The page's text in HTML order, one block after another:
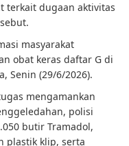
terkait dugaan aktivitas
masyarakat
obat keras daftar G di
Senin (29/6/2026).
mengamankan
polisi
butir Tramadol,
plastik klip, serta